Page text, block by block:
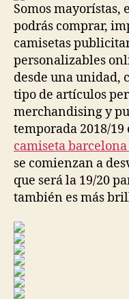
Somos
podrás comprar,
camisetas
personalizables
desde una unidad,
tipo de artículos
merchandising y
temporada 2018/19
camiseta barcelona
se comienzan a
que será la 19/20
también es más